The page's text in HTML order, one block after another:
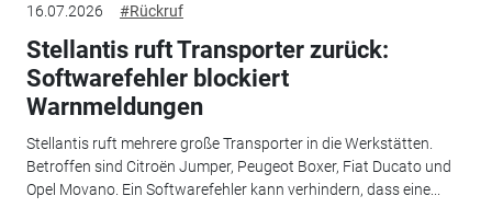
16.07.2026 #Rückruf
Stellantis ruft Transporter zurück:
Softwarefehler blockiert
Warnmeldungen
Stellantis ruft mehrere große Transporter in die Werkstätten.
Betroffen sind Citroën Jumper, Peugeot Boxer, Fiat Ducato und
Opel Movano. Ein Softwarefehler kann verhindern, dass eine...